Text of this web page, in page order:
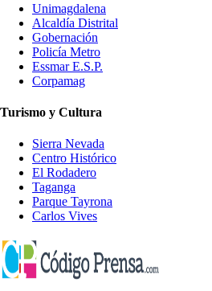
Unimagdalena
Alcaldía Distrital
Gobernación
Policía Metro
Essmar E.S.P.
Corpamag
Turismo y Cultura
Sierra Nevada
Centro Histórico
El Rodadero
Taganga
Parque Tayrona
Carlos Vives